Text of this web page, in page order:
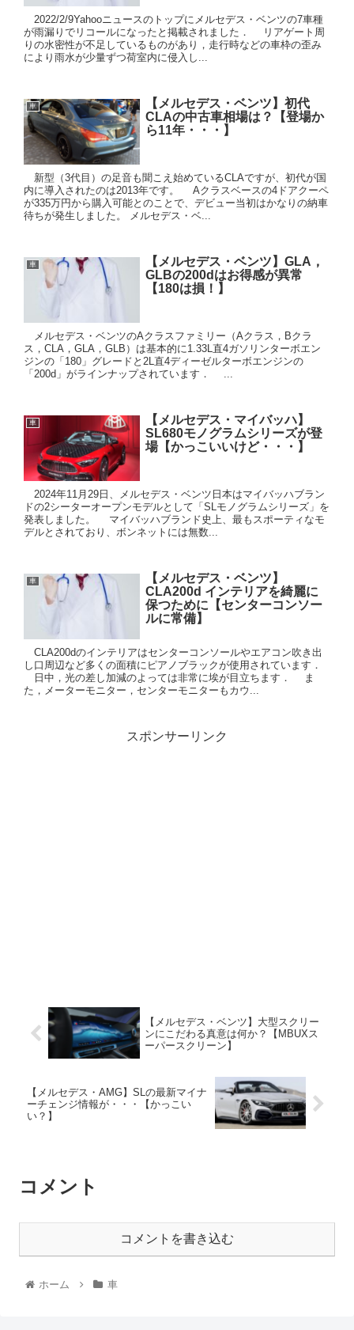
2022/2/9Yahooニュースのトップにメルセデス・ベンツの7車種
が雨漏りでリコールになったと掲載されました． リアゲート周
りの水密性が不足しているものがあり，走行時などの車枠の歪み
により雨水が少量ずつ荷室内に侵入し...
車
【メルセデス・ベンツ】初代
CLAの中古車相場は？【登場か
ら11年・・・】
新型（3代目）の足音も聞こえ始めているCLAですが、初代が国
内に導入されたのは2013年です。 Aクラスベースの4ドアクーペ
が335万円から購入可能とのことで、デビュー当初はかなりの納車
待ちが発生しました。 メルセデス・ベ...
車
【メルセデス・ベンツ】GLA，
GLBの200dはお得感が異常
【180は損！】
メルセデス・ベンツのAクラスファミリー（Aクラス，Bクラ
ス，CLA，GLA，GLB）は基本的に1.33L直4ガソリンターボエン
ジンの「180」グレードと2L直4ディーゼルターボエンジンの
「200d」がラインナップされています． ...
車
【メルセデス・マイバッハ】
SL680モノグラムシリーズが登
場【かっこいいけど・・・】
2024年11月29日、メルセデス・ベンツ日本はマイバッハブラン
ドの2シーターオープンモデルとして「SLモノグラムシリーズ」を
発表しました。 マイバッハブランド史上、最もスポーティなモ
デルとされており、ボンネットには無数...
車
【メルセデス・ベンツ】
CLA200d インテリアを綺麗に
保つために【センターコンソー
ルに常備】
CLA200dのインテリアはセンターコンソールやエアコン吹き出
し口周辺など多くの面積にピアノブラックが使用されています．
日中，光の差し加減のよっては非常に埃が目立ちます． ま
た，メーターモニター，センターモニターもカウ...
スポンサーリンク
【メルセデス・ベンツ】大型スクリー
ンにこだわる真意は何か？【MBUXス
ーパースクリーン】
【メルセデス・AMG】SLの最新マイナ
ーチェンジ情報が・・・【かっこい
い？】
コメント
コメントを書き込む
ホーム 車